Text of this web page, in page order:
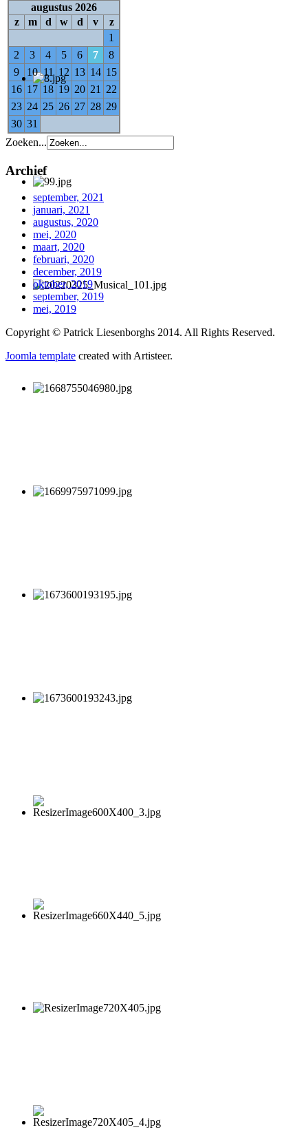
augustus 2026
z
m d w d v
z
1
2
3 4 5 6 7
8
9
10 11 12 13 14 15
16 17 18 19 20 21
22
23 24 25 26 27 28 29
30 31
Zoeken...
Archief
september, 2021
januari, 2021
augustus, 2020
mei, 2020
maart, 2020
februari, 2020
december, 2019
oktober, 2019
september, 2019
mei, 2019
Copyright © Patrick Liesenborghs 2014. All Rights Reserved.
Joomla template created with Artisteer.